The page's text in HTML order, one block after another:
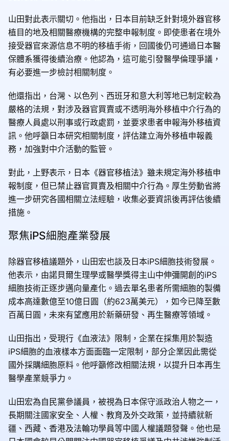
山田對此表示關切。他指出，日本目前缺乏針對境外器官移
植目的地及相關醫療機構的完整申報制度。即使患者在境外
接受器官來源信息不明的移植手術，回國後仍可通過日本醫
保體系獲得後續治療。他認為，這可能引發醫學倫理爭議，
有必要進一步檢討相關制度。
他還指出，台灣、以色列、西班牙和意大利等地已制定較為
嚴格的法規，對涉及器官買賣或不透明海外移植中介行為的
醫療人員處以刑事或行政處罰，並要求患者申報海外移植資
訊。他呼籲日本研究相關制度，評估建立海外移植申報義
務，加強對中介活動的監管。
對此，上野表示，日本《器官移植法》雖未規定海外移植申
報制度，但已禁止器官買賣及相關中介行為。厚生勞動省將
進一步研究各國相關立法經驗，收集必要資訊後再評估後續
措施。
聚焦iPS細胞產業發展
除器官移植議題外，山田宏也談及日本iPS細胞技術發展。
他表示，由諾貝爾生理學或醫學獎得主山中伸彌開創的iPS
細胞技術正逐步邁向量產化。過去單名患者所需細胞的製備
成本高達數億至10億日圓（約623萬美元），如今已降至數
百萬日圓，未來有望應用於新藥研發、再生醫療等領域。
山田指出，受現行《血液法》限制，企業在採集用於製造
iPS細胞的血液樣本方面面臨一定限制，部分企業因此需從
國外採購細胞原料。他呼籲修改相關法規，以提升日本再生
醫學產業競爭力。
山田宏為自民黨參議員，被視為日本保守派政治人物之一，
長期關注國家安全、人權、教育及外交政策，並持續就新
疆、西藏、香港及法輪功學員等中國人權議題發聲。他也是